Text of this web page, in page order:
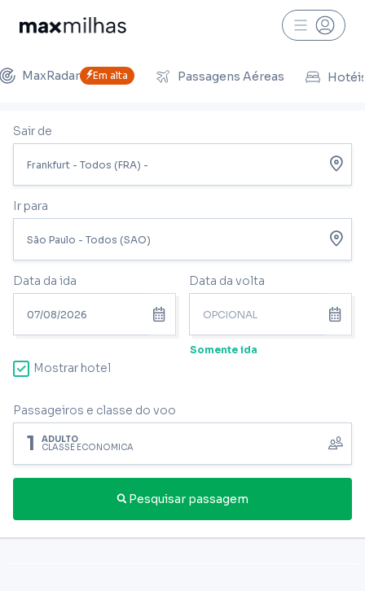
MaxRadar Em alta Passagens Aéreas
Sair de
Ir para
Data da ida Data da volta
Somente ida
Mostrar hotel
Passageiros e classe do voo
1 ADULTO
CLASSE ECONÔMICA
Pesquisar passagem